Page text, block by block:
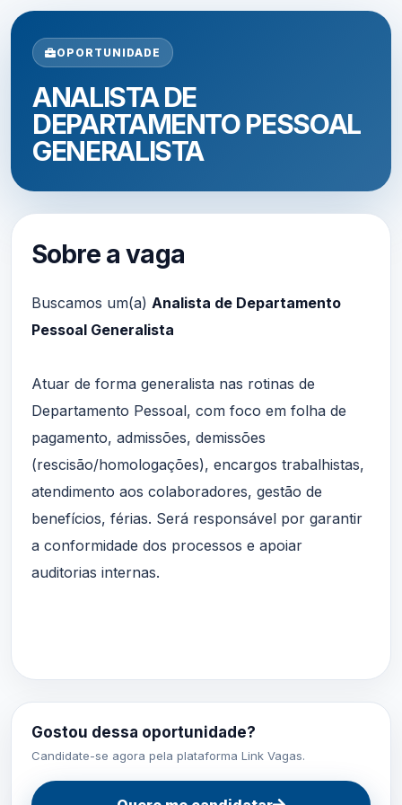
OPORTUNIDADE
ANALISTA DE
DEPARTAMENTO PESSOAL
GENERALISTA
Gostou dessa oportunidade?
Candidate-se agora pela plataforma Link Vagas.
Sobre a vaga
Buscamos um(a) Analista de Departamento
Pessoal Generalista
Atuar de forma generalista nas rotinas de
Departamento Pessoal, com foco em folha de
pagamento, admissões, demissões
(rescisão/homologações), encargos trabalhistas,
atendimento aos colaboradores, gestão de
benefícios, férias. Será responsável por garantir
a conformidade dos processos e apoiar
auditorias internas.